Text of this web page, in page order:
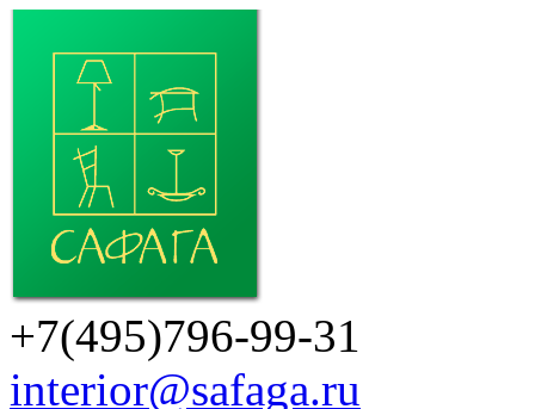
+7(495)796-99-31
interior@safaga.ru